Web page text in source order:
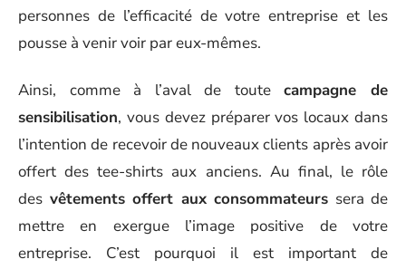
personnes de l’efficacité de votre entreprise et les
pousse à venir voir par eux-mêmes.
Ainsi, comme à l’aval de toutecampagne de
sensibilisation, vous devez préparer vos locaux dans
l’intention de recevoir de nouveaux clients après avoir
offert des tee-shirts aux anciens. Au final, le rôle
des vêtements offert aux consommateurs sera de
mettre en exergue l’image positive de votre
entreprise. C’est pourquoi il est important de